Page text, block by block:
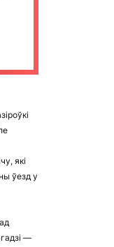
які
ўезд у
—